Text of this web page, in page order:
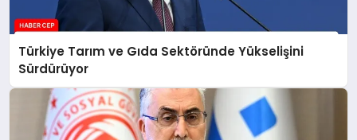
Türkiye Tarım ve Gıda Sektöründe Yükselişini
Sürdürüyor